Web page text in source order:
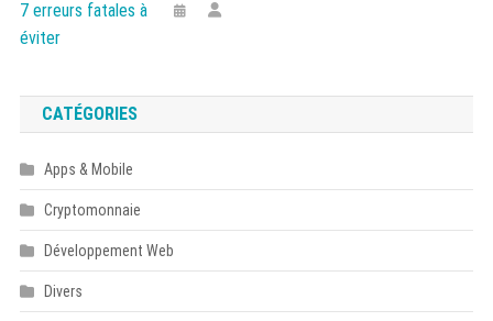
CATÉGORIES
Apps & Mobile
Cryptomonnaie
Développement Web
Divers